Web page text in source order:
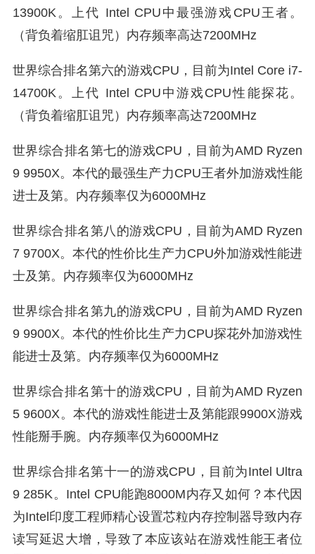
13900K。上代 Intel CPU中最强游戏CPU王者。
（背负着缩肛诅咒）内存频率高达7200MHz
世界综合排名第六的游戏CPU，目前为Intel Core i7-
14700K。上代 Intel CPU中游戏CPU性能探花。
（背负着缩肛诅咒）内存频率高达7200MHz
世界综合排名第七的游戏CPU，目前为AMD Ryzen
9 9950X。本代的最强生产力CPU王者外加游戏性能
进士及第。内存频率仅为6000MHz
世界综合排名第八的游戏CPU，目前为AMD Ryzen
7 9700X。本代的性价比生产力CPU外加游戏性能进
士及第。内存频率仅为6000MHz
世界综合排名第九的游戏CPU，目前为AMD Ryzen
9 9900X。本代的性价比生产力CPU探花外加游戏性
能进士及第。内存频率仅为6000MHz
世界综合排名第十的游戏CPU，目前为AMD Ryzen
5 9600X。本代的游戏性能进士及第能跟9900X游戏
性能掰手腕。内存频率仅为6000MHz
世界综合排名第十一的游戏CPU，目前为Intel Ultra
9 285K。Intel CPU能跑8000M内存又如何？本代因
为Intel印度工程师精心设置芯粒内存控制器导致内存
读写延迟大增，导致了本应该站在游戏性能王者位